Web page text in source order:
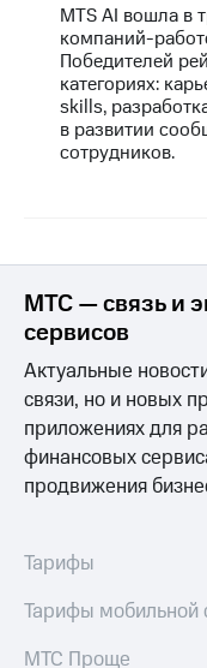
MTS AI вошла в
компаний-
Победителей
категориях:
skills,
в развитии
сотрудников.
МТС — связь и
сервисов
Актуальные
связи, но и новых
приложениях для
финансовых
продвижения
Тарифы
Тарифы мобильной
МТС Проще